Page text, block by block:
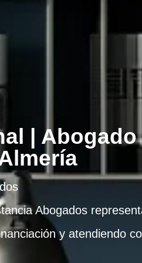
|
Abogados
y atendiendo